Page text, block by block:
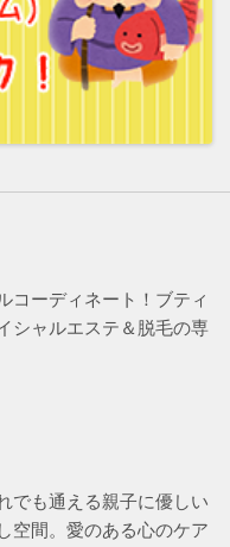
コーディネート！ブティ
シャルエステ＆脱毛の専
でも通える親子に優しい
空間。愛のある心のケア